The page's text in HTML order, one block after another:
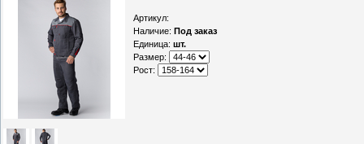
Артикул:
Наличие: Под заказ
Единица: шт.
Размер:
Рост: